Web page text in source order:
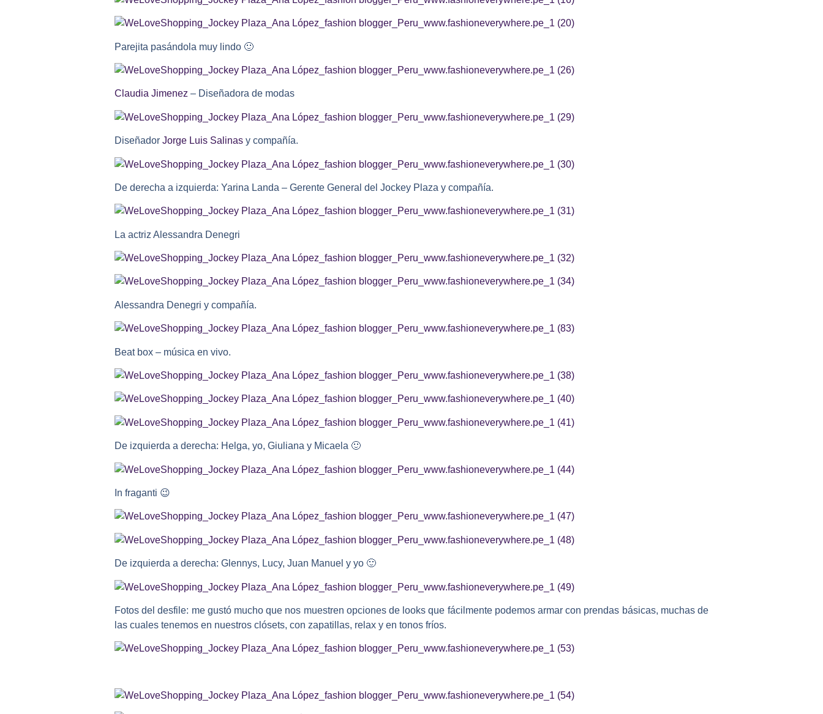
Parejita pasándola muy lindo 🙂
Claudia Jimenez – Diseñadora de modas
Diseñador Jorge Luis Salinas y compañía.
De derecha a izquierda: Yarina Landa – Gerente General del Jockey Plaza y compañía.
La actriz Alessandra Denegri
Alessandra Denegri y compañía.
Beat box – música en vivo.
De izquierda a derecha: Helga, yo, Giuliana y Micaela 🙂
In fraganti 😉
De izquierda a derecha: Glennys, Lucy, Juan Manuel y yo 🙂
Fotos del desfile: me gustó mucho que nos muestren opciones de looks que fácilmente podemos armar con prendas básicas, muchas de
las cuales tenemos en nuestros clósets, con zapatillas, relax y en tonos fríos.